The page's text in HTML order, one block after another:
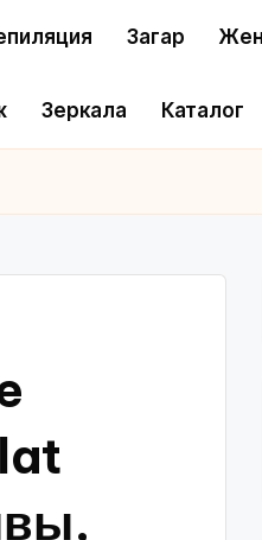
Загар
Зеркала Каталог